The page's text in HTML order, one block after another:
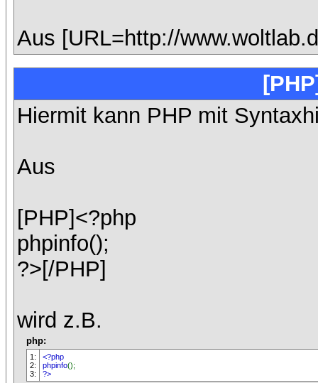
Aus [URL=http://
Hiermit kann PHP mit
Aus
[PHP]<?php
phpinfo();
?>[/PHP]
wird z.B.
php:
1:
2:
3:
<?php
phpinfo();
?>